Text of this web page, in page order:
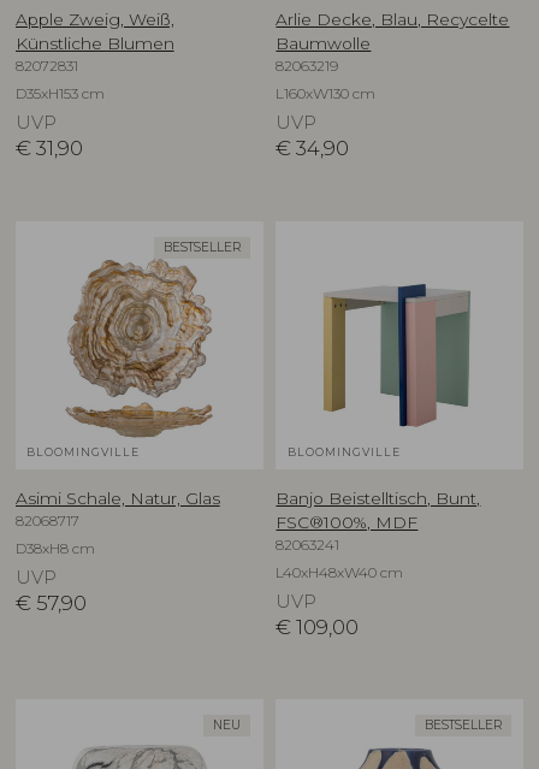
Apple Zweig, Weiß,
Künstliche Blumen
82072831
D35xH153 cm
UVP
€ 31,90
Arlie Decke, Blau, Recycelte
Baumwolle
82063219
L160xW130 cm
UVP
€ 34,90
BESTSELLER
BLOOMINGVILLE
Asimi Schale, Natur, Glas
82068717
D38xH8 cm
UVP
€ 57,90
BLOOMINGVILLE
Banjo Beistelltisch, Bunt,
FSC®100%, MDF
82063241
L40xH48xW40 cm
UVP
€ 109,00
NEU BESTSELLER